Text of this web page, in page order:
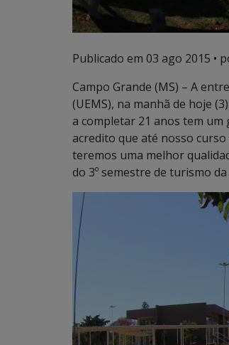
Publicado em 03 ago 2015 •
Campo Grande (MS) – A
(UEMS), na manhã de hoje
a completar 21 anos tem um
acredito que até nosso
teremos uma melhor
do 3º semestre de turismo